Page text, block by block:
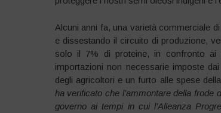
Alcuni anni fa, una varietà commerciale
e dissestando il circuito di produzione,
solo il 7% di proteine, in confronto ai
importazioni non necessarie imposte
degli agricoltori e un furto alle spese
ha verificato che l’ammontare della frode
governo ai tempi in cui l’Alleanza